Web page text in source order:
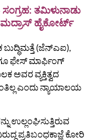
ತಮಿಳುನಾಡು
ಮದ್ರಾಸ್‌ ಹೈಕೋರ್ಟ್‌
ಬುದ್ಧಿಮತ್ತೆ (ಜೆನ್‌ಎಐ),
ಫೇಸ್ ಮಾರ್ಫಿಂಗ್
ಅವರ ವ್ಯಕ್ತಿತ್ವದ
ಎಂದು ನ್ಯಾಯಾಲಯ
ಉಲ್ಲಂಘಿಸುತ್ತಿರುವ
ಪ್ರತಿಬಂಧಕಾಜ್ಞೆ ಕೋರಿ